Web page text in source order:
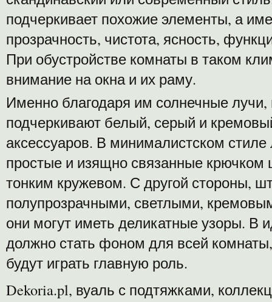
подчеркивает похожие элементы, а
прозрачность, чистота, ясность,
При обустройстве комнаты в таком
внимание на окна и их раму.
Именно благодаря им солнечные
подчеркивают белый, серый и
аксессуаров. В минималистском
простые и изящно связанные
тонким кружевом. С другой стороны,
полупрозрачными, светлыми,
они могут иметь деликатные узоры. В
должно стать фоном для всей
будут играть главную роль.
Dekoria.pl, вуаль с подтяжками,